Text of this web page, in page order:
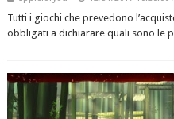
Tutti i giochi che prevedono
obbligati a dichiarare quali sono le